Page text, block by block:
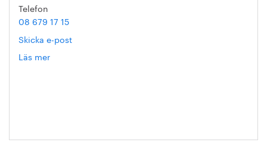
Telefon
08 679 17 15
Skicka e-post
Läs mer